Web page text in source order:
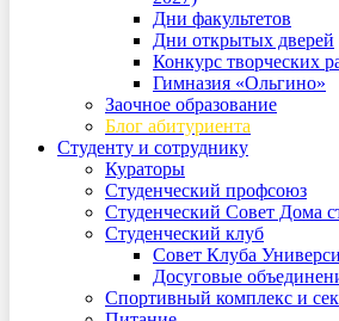
Дни факультетов
Дни открытых дверей
Конкурс творческих
Гимназия «Ольгино»
Заочное образование
Блог абитуриента
Студенту и сотруднику
Кураторы
Студенческий профсоюз
Студенческий Совет Дома
Студенческий клуб
Совет Клуба
Досуговые
Спортивный комплекс и